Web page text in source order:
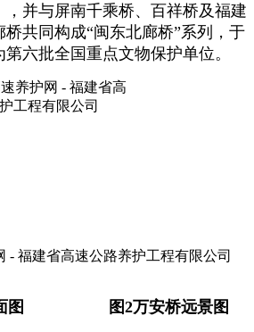
并与屏南千乘桥、百祥桥及福建
共同构成“闽东北廊桥”系列，于
六批全国重点文物保护单位。
立面图 图2万安桥远景图